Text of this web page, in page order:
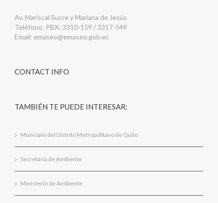
Av. Mariscal Sucre y Mariana de Jesús
Teléfono: PBX: 3310-159 / 3317-549
Email: emaseo@emaseo.gob.ec
CONTACT INFO
TAMBIÉN TE PUEDE INTERESAR:
Municipio del Distrito Metropolitano de Quito
Secretaría de Ambiente
Ministerio de Ambiente